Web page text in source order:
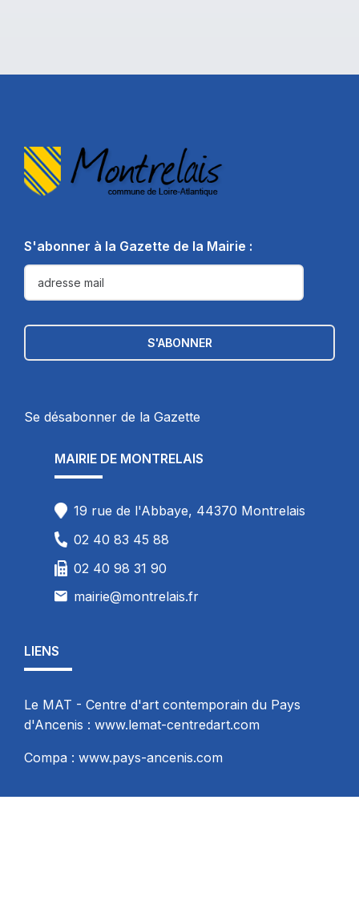
S'abonner à la Gazette de la Mairie :
Se désabonner de la Gazette
MAIRIE DE MONTRELAIS
19 rue de l'Abbaye, 44370 Montrelais
02 40 83 45 88
02 40 98 31 90
mairie@montrelais.fr
LIENS
Le MAT - Centre d'art contemporain du Pays
d'Ancenis : www.lemat-centredart.com
Compa : www.pays-ancenis.com